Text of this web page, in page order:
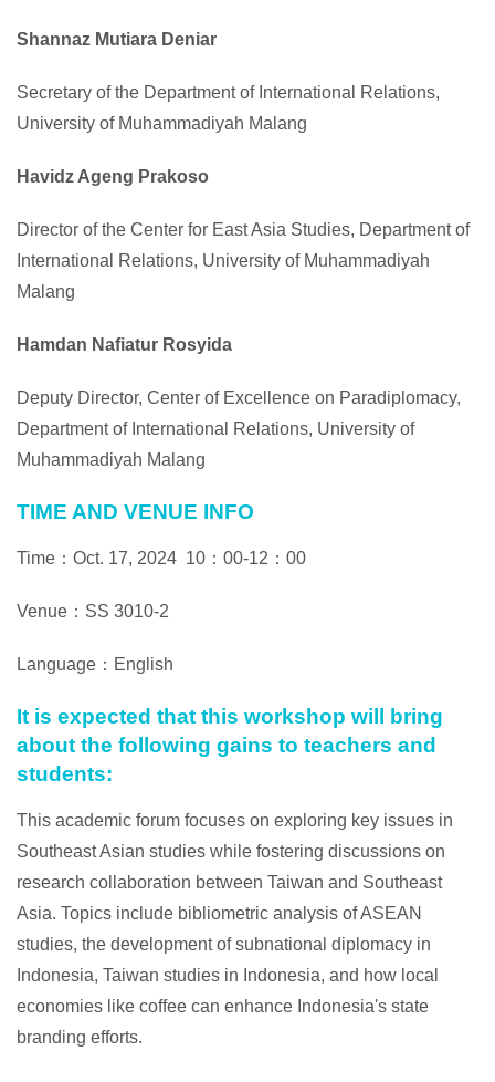
Shannaz Mutiara Deniar
Secretary of the Department of International Relations,
University of Muhammadiyah Malang
Havidz Ageng Prakoso
Director of the Center for East Asia Studies, Department of
International Relations, University of Muhammadiyah
Malang
Hamdan Nafiatur Rosyida
Deputy Director, Center of Excellence on Paradiplomacy,
Department of International Relations, University of
Muhammadiyah Malang
TIME AND VENUE INFO
Time：Oct. 17, 2024 10：00-12：00
Venue：SS 3010-2
Language：English
It is expected that this workshop will bring
about the following gains to teachers and
students:
This academic forum focuses on exploring key issues in
Southeast Asian studies while fostering discussions on
research collaboration between Taiwan and Southeast
Asia. Topics include bibliometric analysis of ASEAN
studies, the development of subnational diplomacy in
Indonesia, Taiwan studies in Indonesia, and how local
economies like coffee can enhance Indonesia's state
branding efforts.